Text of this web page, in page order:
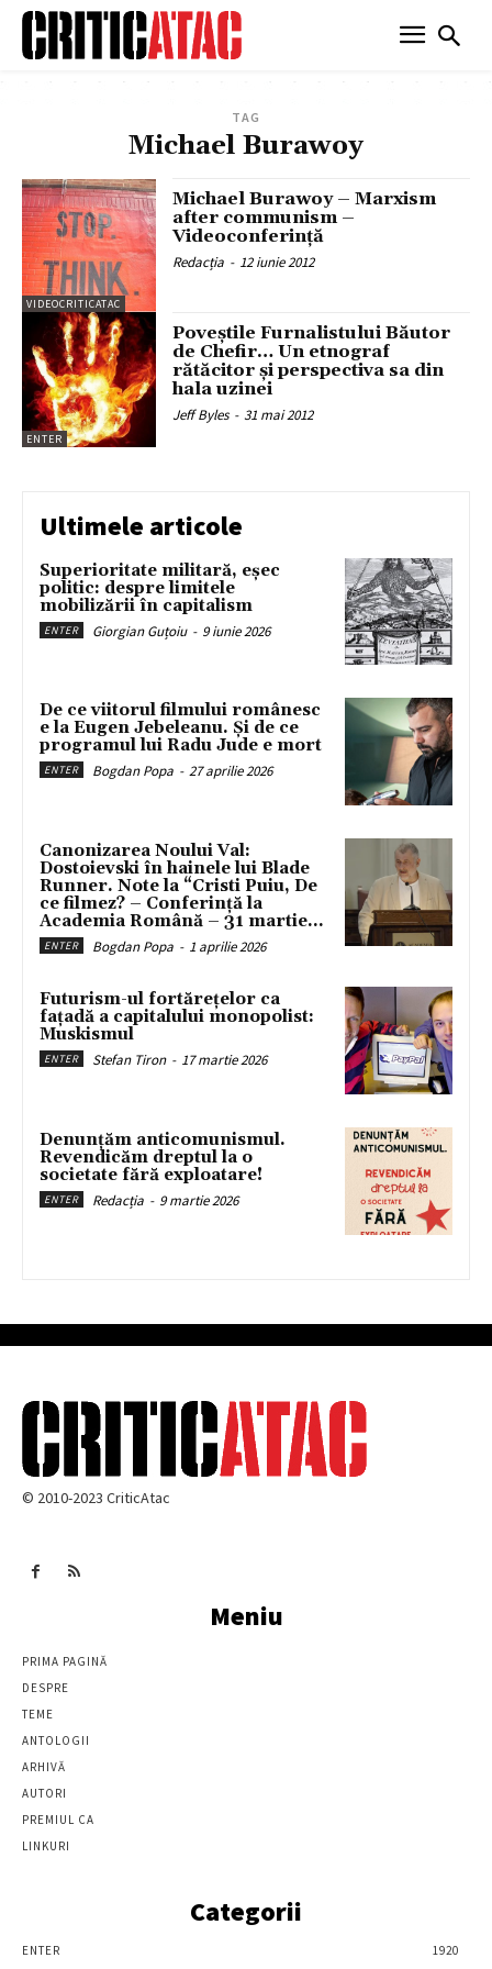
TAG
Michael Burawoy
VIDEOCRITICATAC
Michael Burawoy – Marxism
after communism –
Videoconferință
Redacția - 12 iunie 2012
ENTER
Poveştile Furnalistului Băutor
de Chefir… Un etnograf
rătăcitor şi perspectiva sa din
hala uzinei
Jeff Byles - 31 mai 2012
Ultimele articole
Superioritate militară, eșec
politic: despre limitele
mobilizării în capitalism
ENTER Giorgian Guțoiu - 9 iunie 2026
De ce viitorul filmului românesc
e la Eugen Jebeleanu. Și de ce
programul lui Radu Jude e mort
ENTER Bogdan Popa - 27 aprilie 2026
Canonizarea Noului Val:
Dostoievski în hainele lui Blade
Runner. Note la “Cristi Puiu, De
ce filmez? – Conferință la
Academia Română – 31 martie...
ENTER Bogdan Popa - 1 aprilie 2026
Futurism-ul fortărețelor ca
fațadă a capitalului monopolist:
Muskismul
ENTER Stefan Tiron - 17 martie 2026
Denunțăm anticomunismul.
Revendicăm dreptul la o
societate fără exploatare!
ENTER Redacția - 9 martie 2026
© 2010-2023 CriticAtac
Meniu
PRIMA PAGINĂ
DESPRE
TEME
ANTOLOGII
ARHIVĂ
AUTORI
PREMIUL CA
LINKURI
Categorii
ENTER
1920